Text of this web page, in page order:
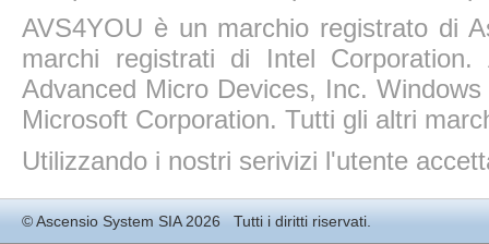
AVS4YOU è un marchio registrato di
marchi registrati di Intel
Advanced Micro Devices, Inc.
Microsoft Corporation. Tutti gli altri
Utilizzando i nostri serivizi l'utente
©Ascensio System SIA2026 Tutti i diritti riservati.